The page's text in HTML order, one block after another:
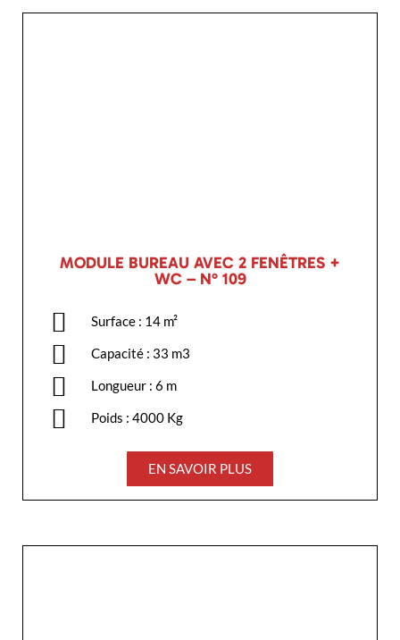
MODULE BUREAU AVEC 2 FENÊTRES +
WC – N° 109
Surface : 14 m²
Capacité : 33 m3
Longueur : 6 m
Poids : 4000 Kg
EN SAVOIR PLUS